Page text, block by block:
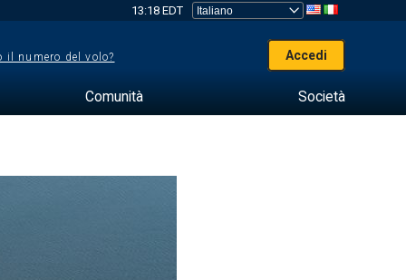
13:18 EDT
il numero del volo? Accedi
Comunità Società